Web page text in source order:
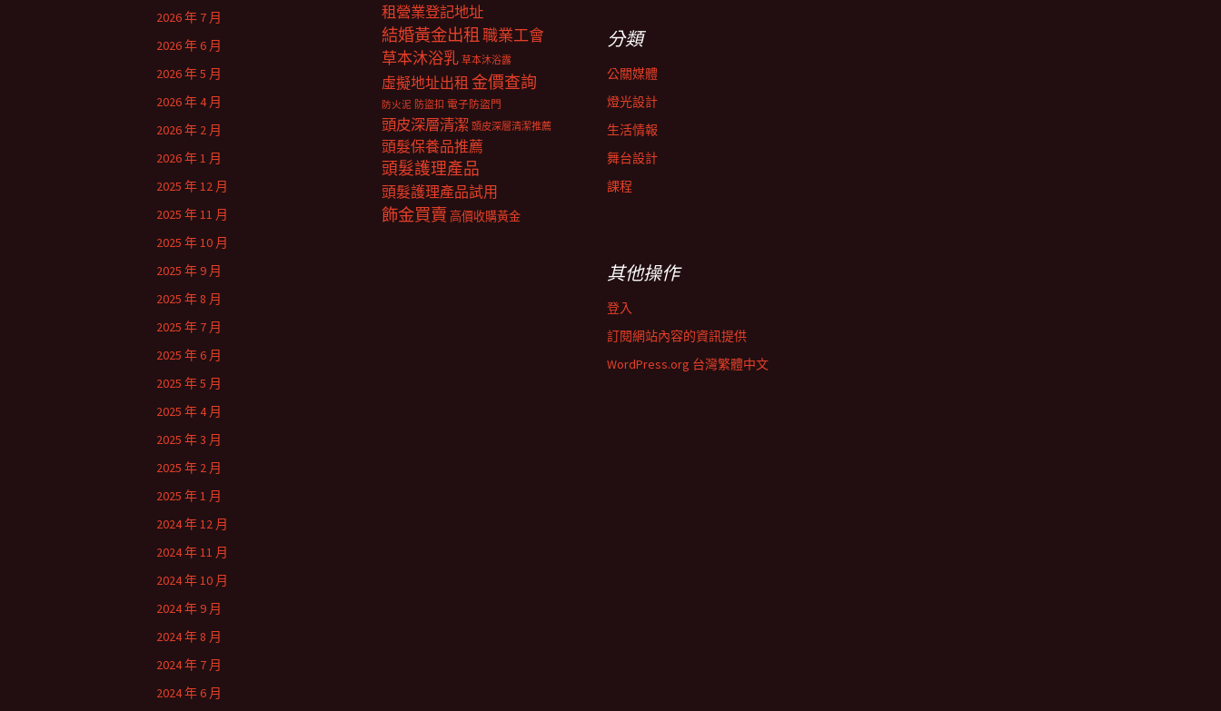
租營業登記地址
結婚黃金出租職業工會
草本沐浴乳 草本沐浴露
虛擬地址出租 金價查詢
防火泥 防盜扣 電子防盜門
頭皮深層清潔 頭皮深層清潔推薦
頭髮保養品推薦
頭髮護理產品
頭髮護理產品試用
飾金買賣 高價收購黃金
2026 年 7 月
2026 年 6 月
2026 年 5 月
2026 年 4 月
2026 年 2 月
2026 年 1 月
2025 年 12 月
2025 年 11 月
2025 年 10 月
2025 年 9 月
2025 年 8 月
2025 年 7 月
2025 年 6 月
2025 年 5 月
2025 年 4 月
2025 年 3 月
2025 年 2 月
2025 年 1 月
2024 年 12 月
2024 年 11 月
2024 年 10 月
2024 年 9 月
2024 年 8 月
2024 年 7 月
2024 年 6 月
分類
公關媒體
燈光設計
生活情報
舞台設計
課程
其他操作
登入
訂閱網站內容的資訊提供
WordPress.org 台灣繁體中文